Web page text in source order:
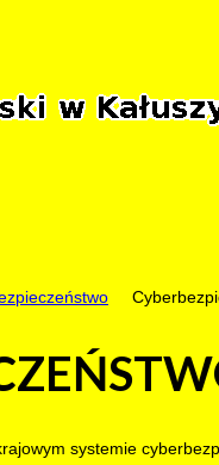
systemie